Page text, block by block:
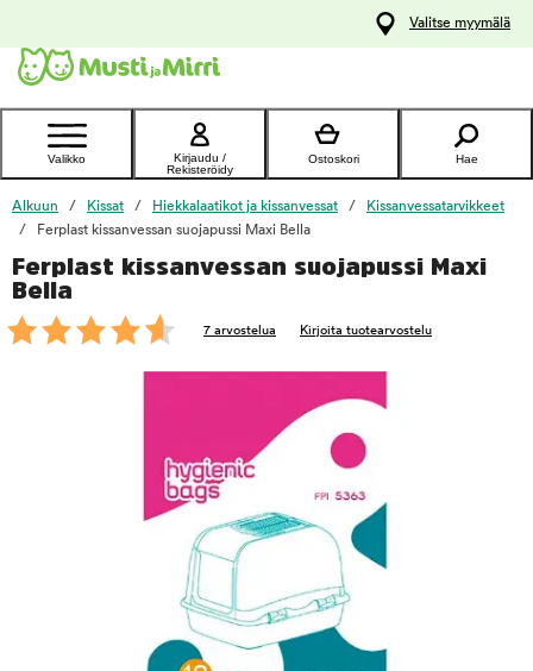
Ota yhteyttä
asiakaspalveluun
Valitse myymälä
Valikko
Kirjaudu /
Rekisteröidy
Ostoskori Hae
Alkuun Kissat Hiekkalaatikot ja kissanvessat
Kissanvessatarvikkeet
Ferplast kissanvessan suojapussi Maxi Bella
Ferplast kissanvessan suojapussi Maxi
Bella
7 arvostelua Kirjoita tuotearvostelu
foo